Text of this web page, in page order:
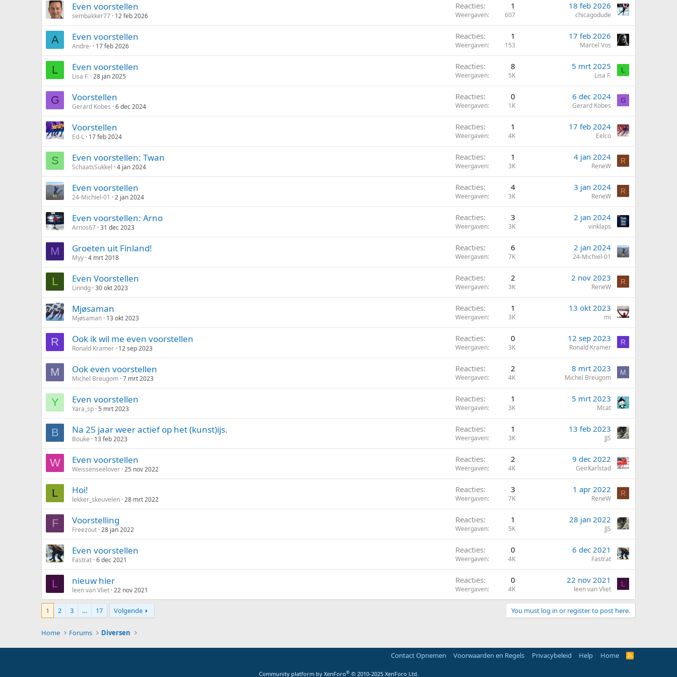
t
y
Even voorstellen
sembakker77 12 feb 2026
Reacties 1
Weergaven 607
18 feb 2026
chicagodude
A Even voorstellen
Andre- 17 feb 2026
Reacties 1
Weergaven 153
17 feb 2026
Marcel Vos
L Even voorstellen
Lisa F. 28 jan 2025
Reacties 8
Weergaven 5K
5 mrt 2025
Lisa F.
L
G Voorstellen
Gerard Kobes 6 dec 2024
Reacties 0
Weergaven 1K
6 dec 2024
Gerard Kobes
G
Voorstellen
Ed-L 17 feb 2024
Reacties 1
Weergaven 4K
17 feb 2024
Eelco
S Even voorstellen: Twan
SchaatsSukkel 4 jan 2024
Reacties 1
Weergaven 3K
4 jan 2024
ReneW
R
Even voorstellen
24-Michiel-01 2 jan 2024
Reacties 4
Weergaven 3K
3 jan 2024
ReneW
R
Even voorstellen: Arno
Arnos67 31 dec 2023
Reacties 3
Weergaven 3K
2 jan 2024
vinklaps
M Groeten uit Finland!
Myy 4 mrt 2018
Reacties 6
Weergaven 7K
2 jan 2024
24-Michiel-01
L Even Voorstellen
Linndg 30 okt 2023
Reacties 2
Weergaven 3K
2 nov 2023
ReneW
R
Mjøsaman
Mjøsaman 13 okt 2023
Reacties 1
Weergaven 3K
13 okt 2023
mi
R Ook ik wil me even voorstellen
Ronald Kramer 12 sep 2023
Reacties 0
Weergaven 3K
12 sep 2023
Ronald Kramer
R
M Ook even voorstellen
Michel Breugom 7 mrt 2023
Reacties 2
Weergaven 4K
8 mrt 2023
Michel Breugom
M
Y Even voorstellen
Yara_sp 5 mrt 2023
Reacties 1
Weergaven 3K
5 mrt 2023
Mcat
B Na 25 jaar weer actief op het (kunst)ijs.
Bouke 13 feb 2023
Reacties 1
Weergaven 3K
13 feb 2023
JJS
W Even voorstellen
Weissenseelover 25 nov 2022
Reacties 2
Weergaven 4K
9 dec 2022
GeirKarlstad
L Hoi!
lekker_skeuvelen 28 mrt 2022
Reacties 3
Weergaven 7K
1 apr 2022
ReneW
R
F Voorstelling
Freezout 28 jan 2022
Reacties 1
Weergaven 5K
28 jan 2022
JJS
Even voorstellen
Fastrat 6 dec 2021
Reacties 0
Weergaven 4K
6 dec 2021
Fastrat
L nieuw hier
leen van Vliet 22 nov 2021
Reacties 0
Weergaven 4K
22 nov 2021
leen van Vliet
L
1 2 3 … 17 Volgende You must log in or register to post here.
Home Forums Diversen
Contact Opnemen Voorwaarden en Regels Privacybeleid Help Home
R
Community platform by XenForo® © 2010-2025 XenForo Ltd.